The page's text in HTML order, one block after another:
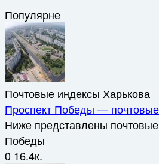
Популярне
Почтовые индексы Харькова
Проспект Победы —
Ниже представлены
Победы
0 16.4к.